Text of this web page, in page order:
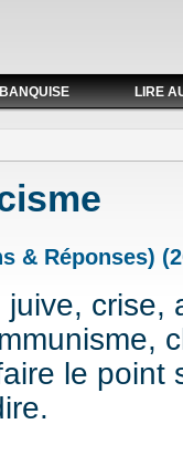
LIRE
& Réponses)
crise,
le point